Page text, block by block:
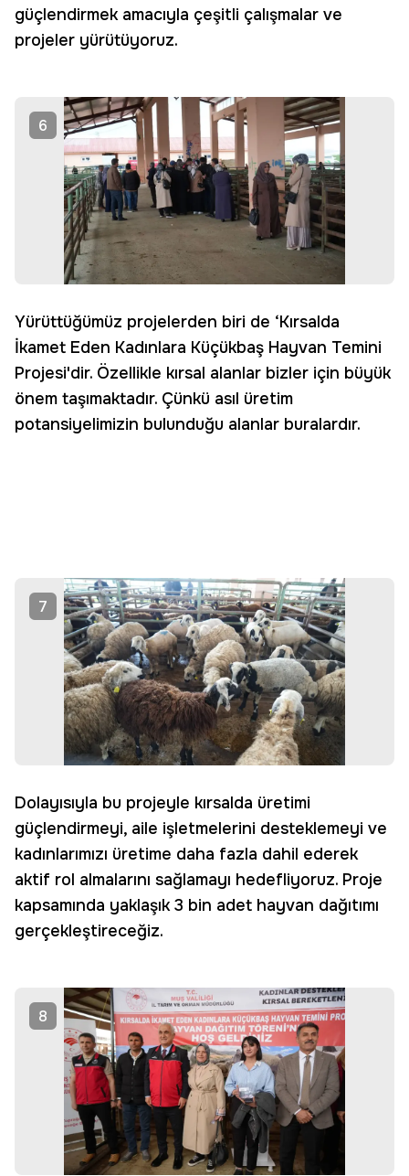
güçlendirmek amacıyla çeşitli çalışmalar ve
projeler yürütüyoruz.
6
Yürüttüğümüz projelerden biri de ‘Kırsalda
İkamet Eden Kadınlara Küçükbaş Hayvan Temini
Projesi'dir. Özellikle kırsal alanlar bizler için büyük
önem taşımaktadır. Çünkü asıl üretim
potansiyelimizin bulunduğu alanlar buralardır.
7
Dolayısıyla bu projeyle kırsalda üretimi
güçlendirmeyi, aile işletmelerini desteklemeyi ve
kadınlarımızı üretime daha fazla dahil ederek
aktif rol almalarını sağlamayı hedefliyoruz. Proje
kapsamında yaklaşık 3 bin adet hayvan dağıtımı
gerçekleştireceğiz.
8